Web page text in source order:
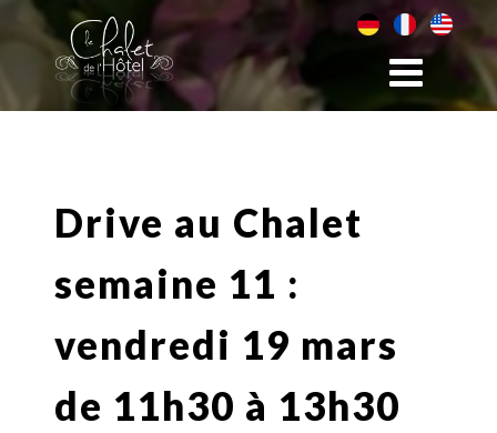
Drive au Chalet
semaine 11 :
vendredi 19 mars
de 11h30 à 13h30